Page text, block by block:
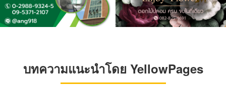
บทความแนะนำโดย YellowPages